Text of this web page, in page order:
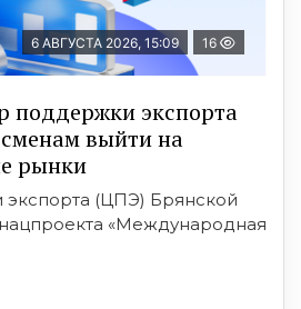
6 АВГУСТА 2026, 15:09 16
поддержки экспорта
выйти на
рынки
(ЦПЭ) Брянской
«Международная